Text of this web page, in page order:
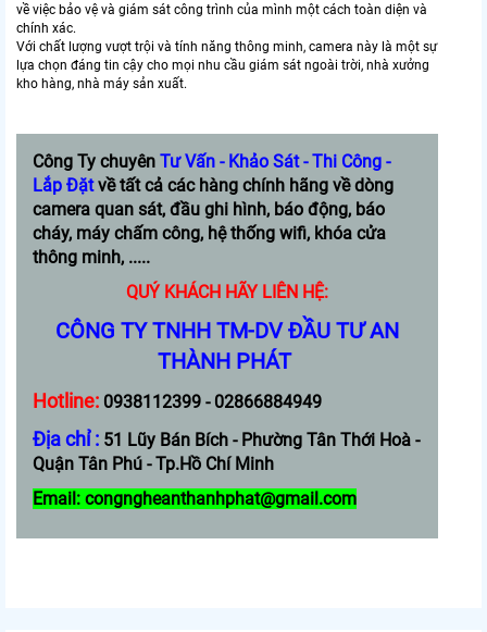
về việc bảo vệ và giám sát công trình của mình một cách toàn diện và
chính xác.
Với chất lượng vượt trội và tính năng thông minh, camera này là một sự
lựa chọn đáng tin cậy cho mọi nhu cầu giám sát ngoài trời, nhà xưởng
kho hàng, nhà máy sản xuất.
Công Ty chuyên Tư Vấn - Khảo Sát - Thi Công -
Lắp Đặtvề tất cả các hàng chính hãng về dòng
camera quan sát, đầu ghi hình, báo động, báo
cháy, máy chấm công, hệ thống wifi, khóa cửa
thông minh, .....
QUÝ KHÁCH HÃY LIÊN HỆ:
CÔNG TY TNHH TM-DV ĐẦU TƯ AN
THÀNH PHÁT
Hotline: 0938112399 - 02866884949
Địa chỉ : 51 Lũy Bán Bích - Phường Tân Thới Hoà -
Quận Tân Phú - Tp.Hồ Chí Minh
Email: congngheanthanhphat@gmail.com